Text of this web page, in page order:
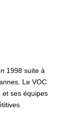
1998 suite à
Le VOC
et ses équipes